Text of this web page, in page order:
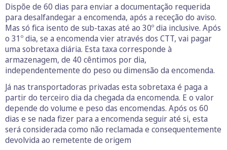
Dispõe de 60 dias para enviar a documentação requerida
para desalfandegar a encomenda, após a receção do aviso.
Mas só fica isento de sub-taxas até ao 30º dia inclusive. Após
o 31º dia, se a encomenda vier através dos CTT, vai pagar
uma sobretaxa diária. Esta taxa corresponde à
armazenagem, de 40 cêntimos por dia,
independentemente do peso ou dimensão da encomenda.
Já nas transportadoras privadas esta sobretaxa é paga a
partir do terceiro dia da chegada da encomenda. E o valor
depende do volume e peso das encomendas. Após os 60
dias e se nada fizer para a encomenda seguir até si, esta
será considerada como não reclamada e consequentemente
devolvida ao remetente de origem